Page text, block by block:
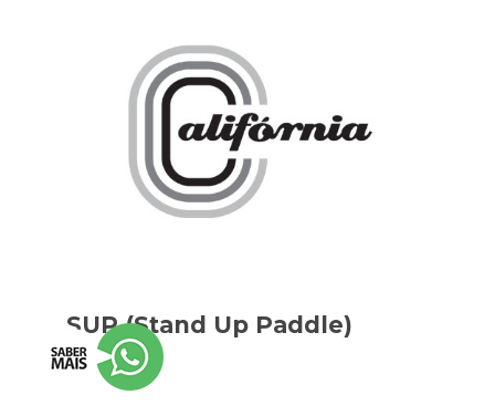
SUP (Stand Up Paddle)